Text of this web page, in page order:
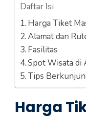
Daftar Isi
Harga Tiket
Alamat dan
Fasilitas
Spot Wisata di
Tips
Harga